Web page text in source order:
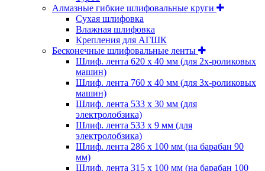
Алмазные гибкие шлифовальные круги
Cухая шлифовка
Влажная шлифовка
Крепления для АГШК
Бесконечные шлифовальные ленты
Шлиф. лента 620 х 40 мм (для 2х-роликовых
машин)
Шлиф. лента 760 х 40 мм (для 3х-роликовых
машин)
Шлиф. лента 533 х 30 мм (для
электролобзика)
Шлиф. лента 533 х 9 мм (для
электролобзика)
Шлиф. лента 286 х 100 мм (на барабан 90
мм)
Шлиф. лента 315 х 100 мм (на барабан 100